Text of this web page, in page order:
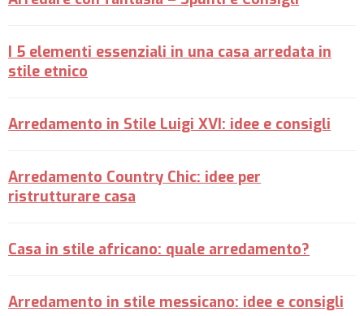
I 5 elementi essenziali in una casa arredata in
stile etnico
Arredamento in Stile Luigi XVI: idee e consigli
Arredamento Country Chic: idee per
ristrutturare casa
Casa in stile africano: quale arredamento?
Arredamento in stile messicano: idee e consigli